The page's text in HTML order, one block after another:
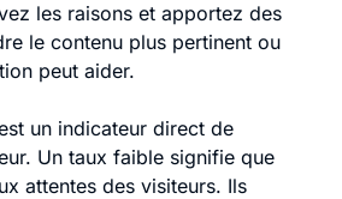
les raisons et apportez des
le contenu plus pertinent ou
peut aider.
un indicateur direct de
Un taux faible signifie que
attentes des visiteurs. Ils